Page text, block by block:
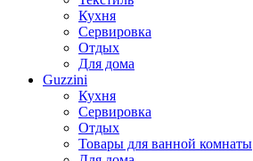
Кухня
Сервировка
Отдых
Для дома
Guzzini
Кухня
Сервировка
Отдых
Товары для ванной комнаты